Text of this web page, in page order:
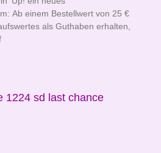
Ab einem Bestellwert von 25 €
als Guthaben erhalten,